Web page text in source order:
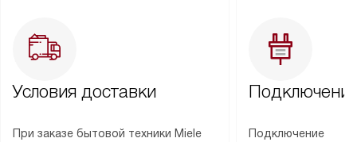
Условия доставки
При заказе бытовой техники Miele
Подключение